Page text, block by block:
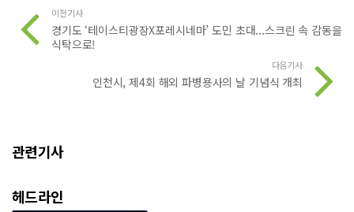
이전기사
경기도 ‘테이스티광장X포레시네마’ 도민 초대...스크린 속 감동을
식탁으로!
다음기사
인천시, 제4회 해외 파병용사의 날 기념식 개최
관련기사
헤드라인